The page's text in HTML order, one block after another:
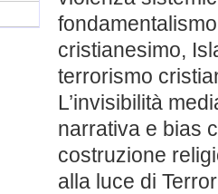
cristianesimo,
terrorismo
L’invisibilità
narrativa e bias
costruzione
alla luce di